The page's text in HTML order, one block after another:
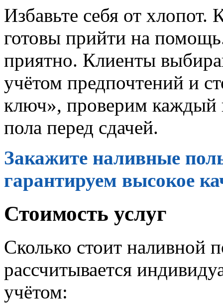
Избавьте себя от
готовы прийти на
приятно. Клиенты
учётом предпочтений и
ключ», проверим каждый
пола перед сдачей.
Закажите наливные
гарантируем высокое
Стоимость услуг
Сколько стоит наливной
рассчитывается
учётом: